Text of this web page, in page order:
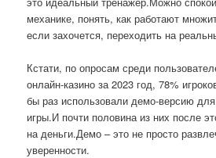
механике, понять, как работают
если захочется, переходить на
Кстати, по опросам среди
онлайн-казино за 2023 год, 78%
бы раз использовали демо-версию
игры.И почти половина из них после
на деньги.Демо – это не просто
уверенности.